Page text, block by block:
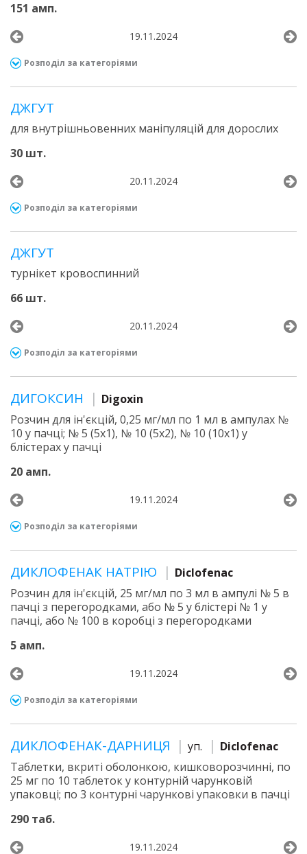
151 амп.
19.11.2024
Розподіл за категоріями
ДЖГУТ
для внутрішньовенних маніпуляцій для дорослих
30 шт.
20.11.2024
Розподіл за категоріями
ДЖГУТ
турнікет кровоспинний
66 шт.
20.11.2024
Розподіл за категоріями
ДИГОКСИН
Digoxin
Розчин для ін'єкцій, 0,25 мг/мл по 1 мл в ампулах №
10 у пачці; № 5 (5х1), № 10 (5х2), № 10 (10х1) у
блістерах у пачці
20 амп.
19.11.2024
Розподіл за категоріями
ДИКЛОФЕНАК НАТРІЮ
Diclofenac
Розчин для ін'єкцій, 25 мг/мл по 3 мл в ампулі № 5 в
пачці з перегородками, або № 5 у блістері № 1 у
пачці, або № 100 в коробці з перегородками
5 амп.
19.11.2024
Розподіл за категоріями
ДИКЛОФЕНАК-ДАРНИЦЯ уп.
Diclofenac
Таблетки, вкриті оболонкою, кишковорозчинні, по
25 мг по 10 таблеток у контурній чарунковій
упаковці; по 3 контурні чарункові упаковки в пачці
290 таб.
19.11.2024